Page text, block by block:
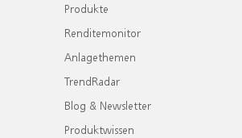
Produkte
Renditemonitor
Anlagethemen
TrendRadar
Blog & Newsletter
Produktwissen